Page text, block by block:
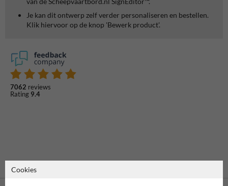
Je kan dit ontwerp zelf verder personaliseren en bestellen.
Klik hiervoor op de knop 'Bewerk product'.
7062 reviews
Rating 9.4
Cookies